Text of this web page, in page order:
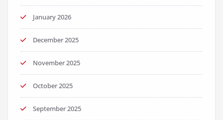
January 2026
December 2025
November 2025
October 2025
September 2025